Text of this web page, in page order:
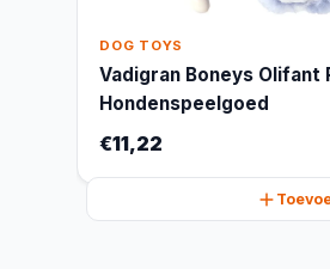
DOG TOYS
Vadigran Boneys Olifant
Hondenspeelgoed
€11,22